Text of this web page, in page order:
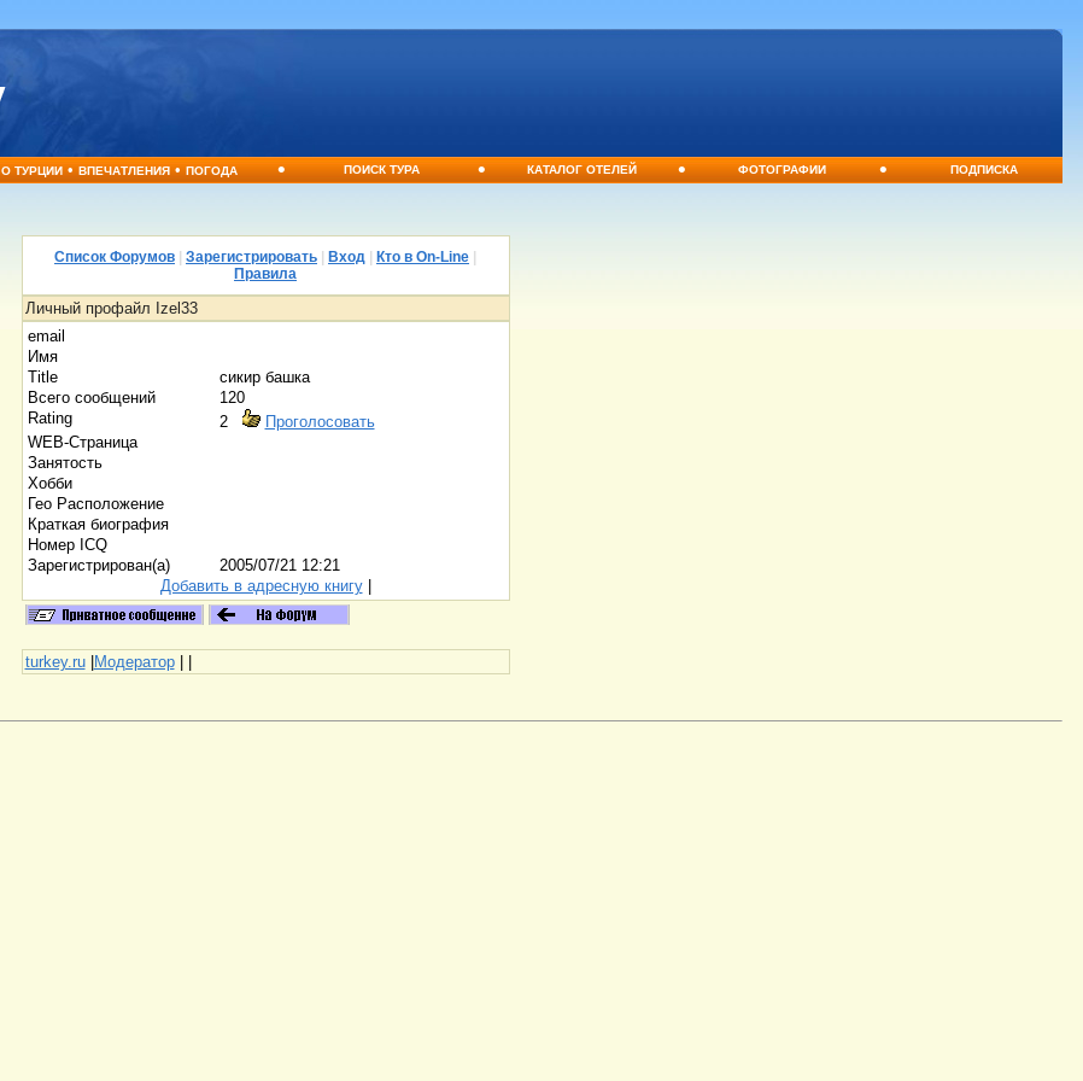
О ТУРЦИИ•ВПЕЧАТЛЕНИЯ•ПОГОДА • ПОИСК ТУРА • КАТАЛОГ ОТЕЛЕЙ • ФОТОГРАФИИ • ПОДПИСКА
Список Форумов Зарегистрировать Вход Кто в On-Line
Правила
Личный профайл Izel33
email
Имя
Title
сикир башка
Всего сообщений
120
Rating
2
Проголосовать
WEB-Страница
Занятость
Хобби
Гео Расположение
Краткая биография
Номер ICQ
Зарегистрирован(а)
2005/07/21 12:21
Добавить в адресную книгу|
turkey.ru|Модератор| |